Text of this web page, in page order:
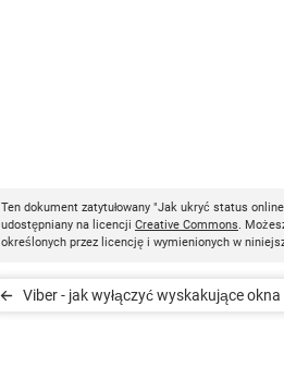
Ten dokument zatytułowany "Jak ukryć status
udostępniany na licencji Creative Commons.
określonych przez licencję i wymienionych w
Viber - jak wyłączyć wyskakujące okna